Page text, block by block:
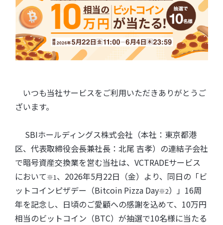
いつも当社サービスをご利用いただきありがとうご
ざいます。
SBIホールディングス株式会社（本社：東京都港
区、代表取締役会長兼社長：北尾 吉孝）の連結子会社
で暗号資産交換業を営む当社は、VCTRADEサービス
において ※1、2026年5月22日（金）より、同日の「ビ
ットコインピザデー（Bitcoin Pizza Day※2）」16周
年を記念し、日頃のご愛顧への感謝を込めて、10万円
相当のビットコイン（BTC）が抽選で10名様に当たる